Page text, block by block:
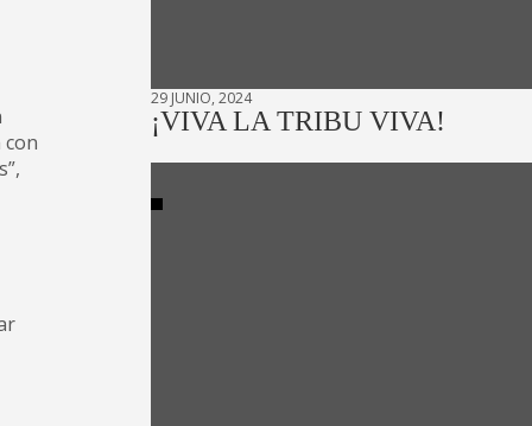
con
29 JUNIO, 2024
¡VIVA LA TRIBU VIVA!